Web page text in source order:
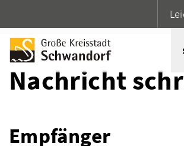
Nachricht
Empfänger